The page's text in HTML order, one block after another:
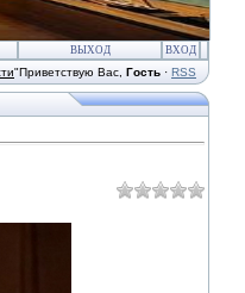
ВЫХОД ВХОД
"Приветствую Вас Гость · RSS